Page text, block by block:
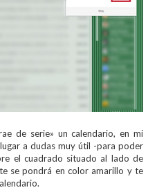
de serie» un calendario, en mi
a dudas muy útil -para poder
el cuadrado situado al lado de
se pondrá en color amarillo y te